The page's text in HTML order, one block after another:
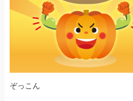
ぞっこん